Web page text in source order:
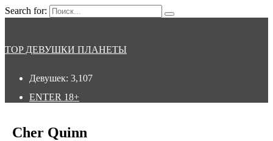
Search for:
TOP ДЕВУШКИ ПЛАНЕТЫ
Девушек: 3,107
ENTER 18+
Cher Quinn